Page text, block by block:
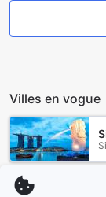
Villes en vogue